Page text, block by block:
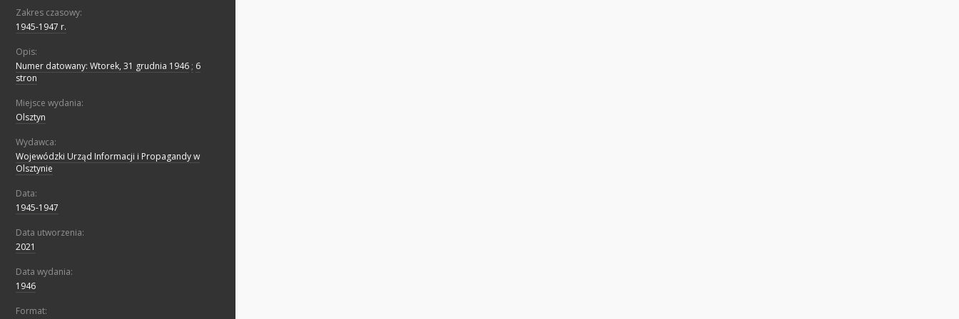
Zakres czasowy:
1945-1947 r.
Opis:
Numer datowany: Wtorek, 31 grudnia 1946 ; 6
stron
Miejsce wydania:
Olsztyn
Wydawca:
Wojewódzki Urząd Informacji i Propagandy w
Olsztynie
Data:
1945-1947
Data utworzenia:
2021
Data wydania:
1946
Format: